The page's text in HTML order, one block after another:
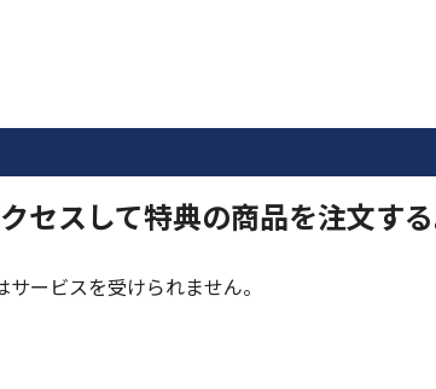
セスして特典の商品を注文する
ービスを受けられません。